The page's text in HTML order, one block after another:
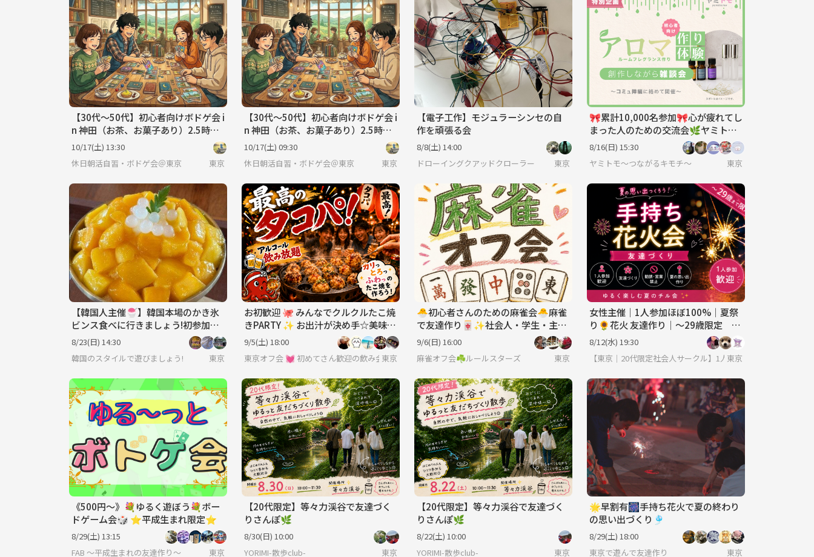
【30代〜50代】初心者向けボドゲ会 i
n 神田（お茶、お菓子あり）2.5時
間 午後の部☕🎲
10/17(土) 13:30
休日朝活自習・ボドゲ会＠東京
東京
【30代〜50代】初心者向けボドゲ会 i
n 神田（お茶、お菓子あり）2.5時
間 午前の部☕🎲
10/17(土) 09:30
休日朝活自習・ボドゲ会＠東京
東京
【電子工作】モジュラーシンセの自
作を頑張る会
8/8(土) 14:00
ドローイングクアッドクローラー
東京
🎀累計10,000名参加🎀心が疲れてし
まった人のための交流会🌿ヤミトモ
🌿《20代～60代中心》
8/16(日) 15:30
ヤミトモ～つながるキモチ～
東京
【韓国人主催🍧】韓国本場のかき氷
ビンス食べに行きましょう!初参加・
グルメ仲間歓迎✨
8/23(日) 14:30
韓国のスタイルで遊びましょう!
東京
お初歓迎 🐙 みんなでクルクルたこ焼
きPARTY ✨ お出汁が決め手☆美味し
く作ろうね♪飲み友達いっぱい✨
9/5(土) 18:00
東京オフ会 💓 初めてさん歓迎の飲み会です 💓 男女関係なく純粋に友達作りをしよう✨ 転勤で出てきたばかり～友達が欲しい・地方出身者の方～是非来て下
東京
🐣初心者さんのための麻雀会🐣麻雀
で友達作り🀄✨社会人・学生・主
婦 友達作りサークル🍀
9/6(日) 16:00
麻雀オフ会☘️ルールスターズ
東京
女性主催｜1人参加ほぼ100%｜夏祭
り🌻花火 友達作り｜〜29歳限定 友
達作り
8/12(水) 19:30
【東京｜20代限定社会人サークル】1人参加ほぼ100％｜少人
東京
《500円〜》💐ゆるく遊ぼう💐ボー
ドゲーム会🎲 ⭐︎平成生まれ限定⭐︎
8/29(土) 13:15
FAB 〜平成生まれの友達作り〜
東京
【20代限定】等々力渓谷で友達づく
りさんぽ🌿
8/30(日) 10:00
YORIMI-散歩club-
東京
【20代限定】等々力渓谷で友達づく
りさんぽ🌿
8/22(土) 10:00
YORIMI-散歩club-
東京
🌟早割有🎆手持ち花火で夏の終わり
の思い出づくり🎐
8/29(土) 18:00
東京で遊んで友達作り
東京